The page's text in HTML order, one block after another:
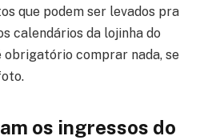
que podem ser levados pra
calendários da lojinha do
obrigatório comprar nada, se
os ingressos do